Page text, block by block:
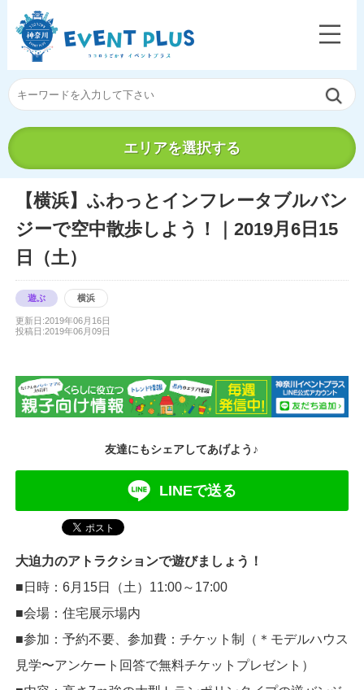
エリアを選択する
【横浜】ふわっとインフレータブルバン
ジーで空中散歩しよう！｜2019月6日15
日（土）
遊ぶ 横浜
更新日:2019年06月16日
投稿日:2019年06月09日
友達にもシェアしてあげよう♪
LINEで送る
大迫力のアトラクションで遊びましょう！
■日時：6月15日（土）11:00～17:00
■会場：住宅展示場内
■参加：予約不要、参加費：チケット制（＊モデルハウス
見学〜アンケート回答で無料チケットプレゼント）